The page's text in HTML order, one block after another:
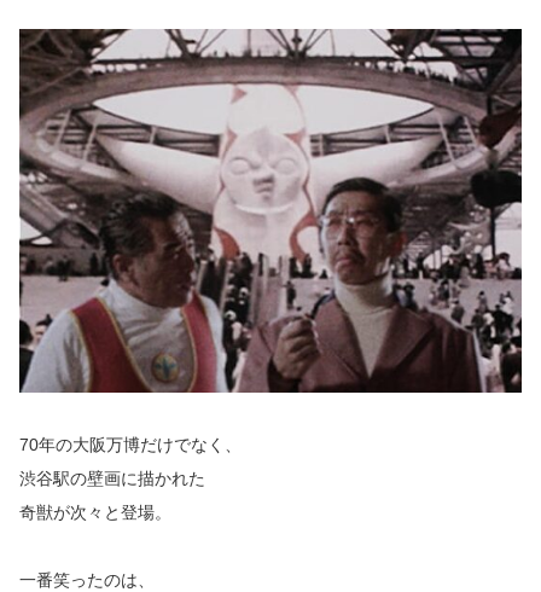
70年の大阪万博だけでなく、
渋谷駅の壁画に描かれた
奇獣が次々と登場。
一番笑ったのは、